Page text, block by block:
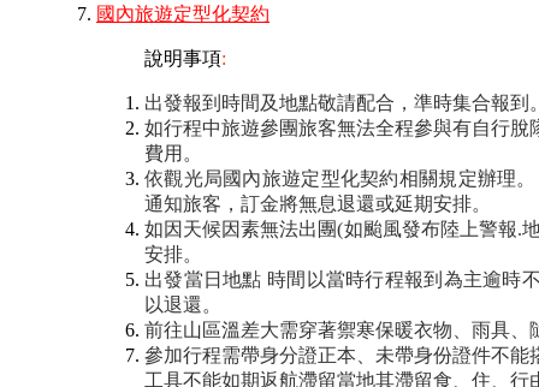
國內旅遊定型化契約
說明事項:
出發報到時間及地點敬請配合，準時集合報到
如行程中旅遊參團旅客無法全程參與有自行
費用。
依觀光局國內旅遊定型化契約相關規定辦理。
通知旅客，訂金將無息退還或延期安排。
如因天候因素無法出團(如颱風發布陸上警報.
安排。
出發當日地點 時間以當時行程報到為主逾時
以退還。
前往山區溫差大需穿著禦寒保暖衣物、雨具、
參加行程需帶身分證正本、未帶身份證件不
工具不能如期返航滯留當地其滯留食、住、行